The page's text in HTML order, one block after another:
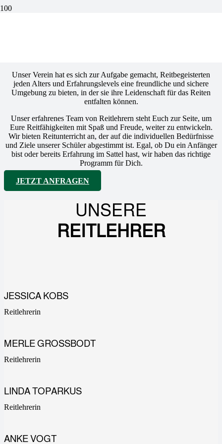
Unser Verein hat es sich zur Aufgabe gemacht, Reitbegeisterten
jeden Alters und Erfahrungslevels eine freundliche und sichere
Umgebung zu bieten, in der sie ihre Leidenschaft für das Reiten
entfalten können.
Unser erfahrenes Team von Reitlehrern steht Euch zur Seite, um
Eure Reitfähigkeiten mit Spaß und Freude, weiter zu entwickeln.
Wir bieten Reitunterricht an, der auf die individuellen Bedürfnisse
und Ziele unserer Schüler abgestimmt ist. Egal, ob Du ein Anfänger
bist oder bereits Erfahrung im Sattel hast, wir haben das richtige
Programm für Dich.
JETZT ANFRAGEN
UNSERE
REITLEHRER
JESSICA KOBS
Reitlehrerin
MERLE GROSSBODT
Reitlehrerin
LINDA TOPARKUS
Reitlehrerin
ANKE VOGT